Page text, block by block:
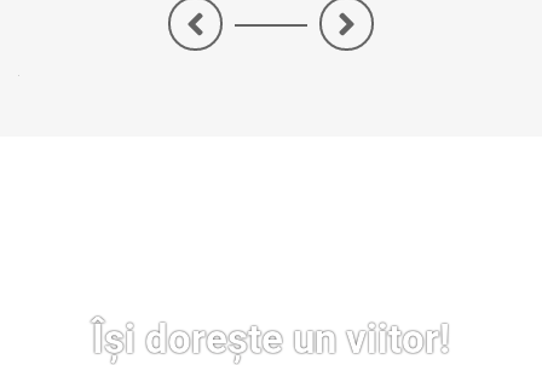
<
Își dorește un viitor!